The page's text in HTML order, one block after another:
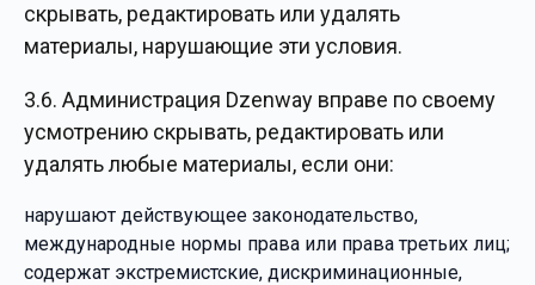
скрывать, редактировать или удалять
материалы, нарушающие эти условия.
3.6. Администрация Dzenway вправе по своему
усмотрению скрывать, редактировать или
удалять любые материалы, если они:
нарушают действующее законодательство,
международные нормы права или права третьих лиц;
содержат экстремистские, дискриминационные,